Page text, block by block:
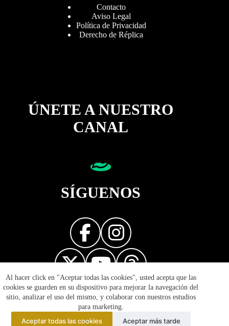
Al hacer click en "Aceptar todas las cookies", usted acepta que las
cookies se guarden en su dispositivo para mejorar la navegación del
sitio, analizar el uso del mismo, y colaborar con nuestros estudios
para marketing.
Aceptar todas las cookies Aceptar más tarde
Contacto
Aviso Legal
Política de Privacidad
Derecho de Réplica
ÚNETE A NUESTRO
CANAL
SÍGUENOS
Diseñador web